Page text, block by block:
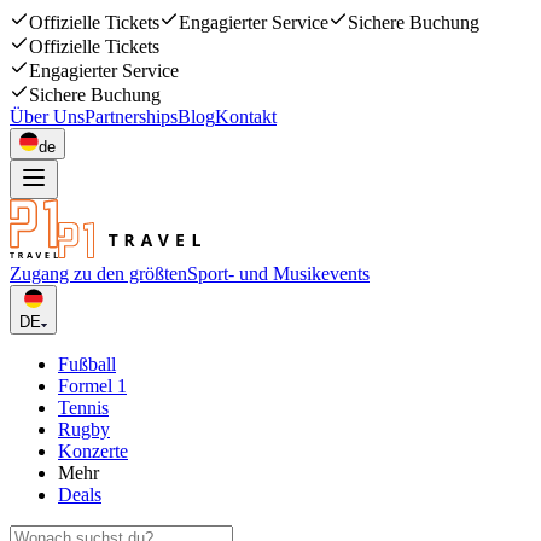
Offizielle Tickets Engagierter Service
Sichere Buchung
Offizielle Tickets
Engagierter Service
Sichere Buchung
Über UnsPartnershipsBlogKontakt
de
Zugang zu den größtenSport- und Musikevents
DE
Fußball
Formel 1
Tennis
Rugby
Konzerte
Mehr
Deals